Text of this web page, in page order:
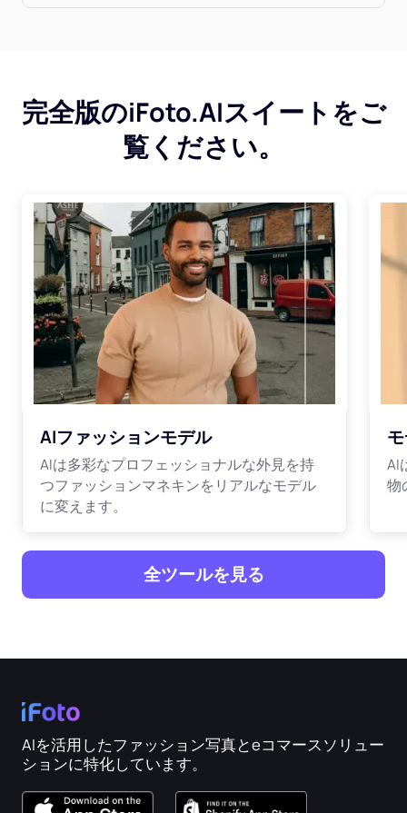
完全版のiFoto.AIスイートをご
覧ください。
AIファッションモデル
AIは多彩なプロフェッショナルな外見を持
つファッションマネキンをリアルなモデル
に変えます。
AI
物
全ツールを見る
AIを活用したファッション写真とeコマースソリュー
ションに特化しています。